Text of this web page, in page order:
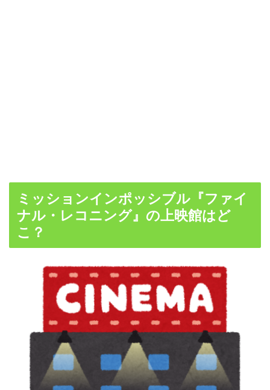
ミッションインポッシブル『ファイ
ナル・レコニング』の上映館はど
こ？